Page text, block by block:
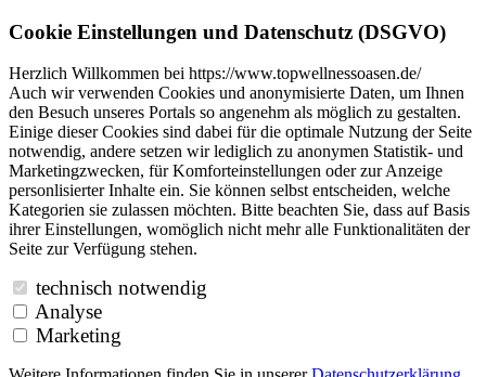
Cookie Einstellungen und Datenschutz (DSGVO)
Herzlich Willkommen bei https://www.topwellnessoasen.de/
Auch wir verwenden Cookies und anonymisierte Daten, um Ihnen
den Besuch unseres Portals so angenehm als möglich zu gestalten.
Einige dieser Cookies sind dabei für die optimale Nutzung der Seite
notwendig, andere setzen wir lediglich zu anonymen Statistik- und
Marketingzwecken, für Komforteinstellungen oder zur Anzeige
personlisierter Inhalte ein. Sie können selbst entscheiden, welche
Kategorien sie zulassen möchten. Bitte beachten Sie, dass auf Basis
ihrer Einstellungen, womöglich nicht mehr alle Funktionalitäten der
Seite zur Verfügung stehen.
technisch notwendig
Analyse
Marketing